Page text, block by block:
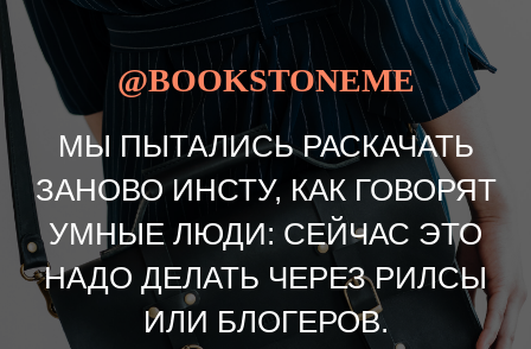
@BOOKSTONEME
МЫ ПЫТАЛИСЬ РАСКАЧАТЬ
ЗАНОВО ИНСТУ, КАК ГОВОРЯТ
УМНЫЕ ЛЮДИ: СЕЙЧАС ЭТО
НАДО ДЕЛАТЬ ЧЕРЕЗ РИЛСЫ
ИЛИ БЛОГЕРОВ.